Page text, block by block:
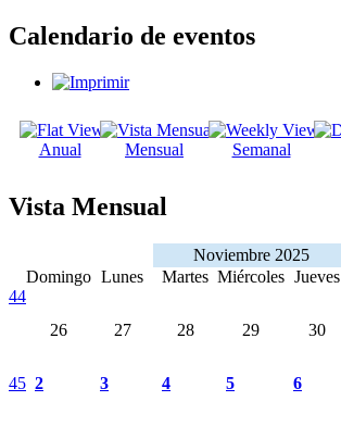
Calendario de eventos
Anual Mensual Semanal
Vista Mensual
Noviembre 2025
Domingo Lunes Martes Miércoles Jueves
44
26
27 28 29 30
45 2 3 4 5 6